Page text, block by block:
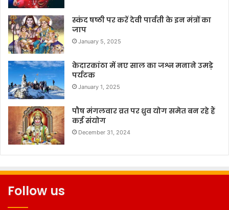
स्कंद षष्ठी पर करें देवी पार्वती के इन मंत्रों का
जाप
January 5, 2025
केदारकांठा में नए साल का जश्न मनाने उमड़े
पर्यटक
January 1, 2025
पौष मंगलवार व्रत पर ध्रुव योग समेत बन रहे हैं
कई संयोग
December 31, 2024
Follow us